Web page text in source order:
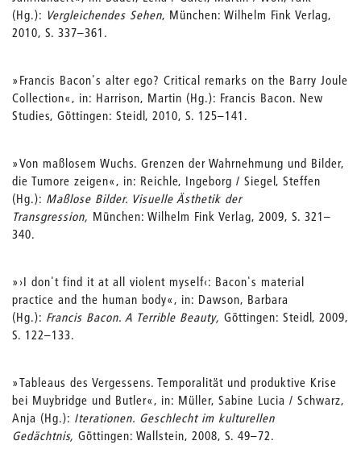
(Hg.): Vergleichendes Sehen, München: Wilhelm Fink Verlag,
2010, S. 337–361.
»Francis Bacon's alter ego? Critical remarks on the Barry Joule
Collection«, in: Harrison, Martin (Hg.): Francis Bacon. New
Studies, Göttingen: Steidl, 2010, S. 125–141.
»Von maßlosem Wuchs. Grenzen der Wahrnehmung und Bilder,
die Tumore zeigen«, in: Reichle, Ingeborg / Siegel, Steffen
(Hg.): Maßlose Bilder. Visuelle Ästhetik der
Transgression, München: Wilhelm Fink Verlag, 2009, S. 321–
340.
»›I don't find it at all violent myself‹: Bacon's material
practice and the human body«, in: Dawson, Barbara
(Hg.): Francis Bacon. A Terrible Beauty, Göttingen: Steidl, 2009,
S. 122–133.
»Tableaus des Vergessens. Temporalität und produktive Krise
bei Muybridge und Butler«, in: Müller, Sabine Lucia / Schwarz,
Anja (Hg.): Iterationen. Geschlecht im kulturellen
Gedächtnis, Göttingen: Wallstein, 2008, S. 49–72.